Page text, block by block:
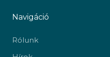
Navigáció
Rólunk